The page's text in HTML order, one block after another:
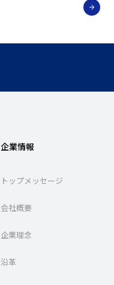
企業情報
トップメッセージ
会社概要
企業理念
沿革